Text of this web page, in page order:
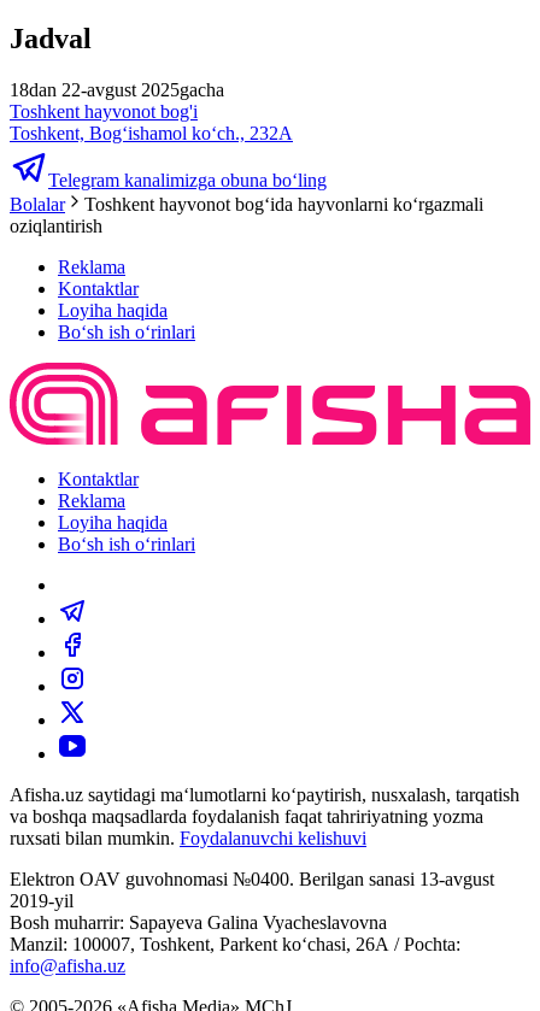
Jadval
18dan 22-avgust 2025gacha
Toshkent hayvonot bog'i
Toshkent, Bog‘ishamol ko‘ch., 232A
Telegram kanalimizga obuna bo‘ling
Bolalar
Toshkent hayvonot bogʻida hayvonlarni koʻrgazmali
oziqlantirish
Reklama
Kontaktlar
Loyiha haqida
Bo‘sh ish o‘rinlari
Kontaktlar
Reklama
Loyiha haqida
Bo‘sh ish o‘rinlari
Afisha.uz saytidagi ma‘lumotlarni ko‘paytirish, nusxalash, tarqatish
va boshqa maqsadlarda foydalanish faqat tahririyatning yozma
ruxsati bilan mumkin. Foydalanuvchi kelishuvi
Elektron OAV guvohnomasi №0400. Berilgan sanasi 13-avgust
2019-yil
Bosh muharrir: Sapayeva Galina Vyacheslavovna
Manzil: 100007, Toshkent, Parkent ko‘chasi, 26А / Pochta:
info@afisha.uz